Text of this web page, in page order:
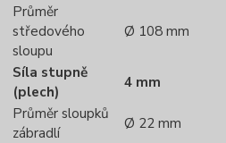
Průměr
středového
sloupu
Ø 108 mm
Síla stupně
(plech)
4 mm
Průměr sloupků
zábradlí
Ø 22 mm